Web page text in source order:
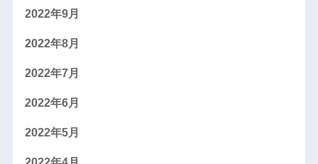
2022年9月
2022年8月
2022年7月
2022年6月
2022年5月